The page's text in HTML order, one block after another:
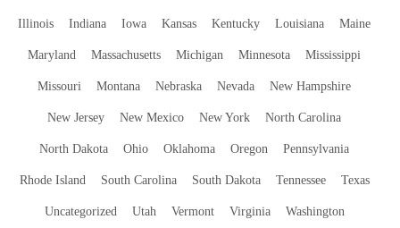
Illinois Indiana Iowa Kansas Kentucky Louisiana Maine
Maryland Massachusetts Michigan Minnesota Mississippi
Missouri Montana Nebraska Nevada New Hampshire
New Jersey New Mexico New York North Carolina
North Dakota Ohio Oklahoma Oregon Pennsylvania
Rhode Island South Carolina South Dakota Tennessee Texas
Uncategorized Utah Vermont Virginia Washington